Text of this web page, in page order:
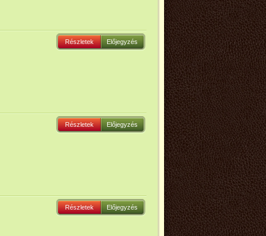
Részletek Előjegyzés
Részletek Előjegyzés
Részletek Előjegyzés